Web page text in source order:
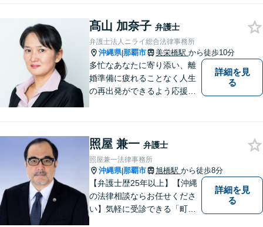
髙山 加奈子 弁護士
弁護士法人ニライ総合法律事務所
沖縄県|那覇市 美栄橋駅 から徒歩10分
多忙なあなたに寄り添い、離
婚準備に疲れることなく人生
の再出発ができるよう応援し
詳細を見
る
照屋 兼一 弁護士
照屋兼一法律事務所
沖縄県|那覇市 旭橋駅 から徒歩8分
【弁護士歴25年以上】【沖縄
の法律相談ならお任せくださ
い】気軽に受診できる「町医
詳細を見
る